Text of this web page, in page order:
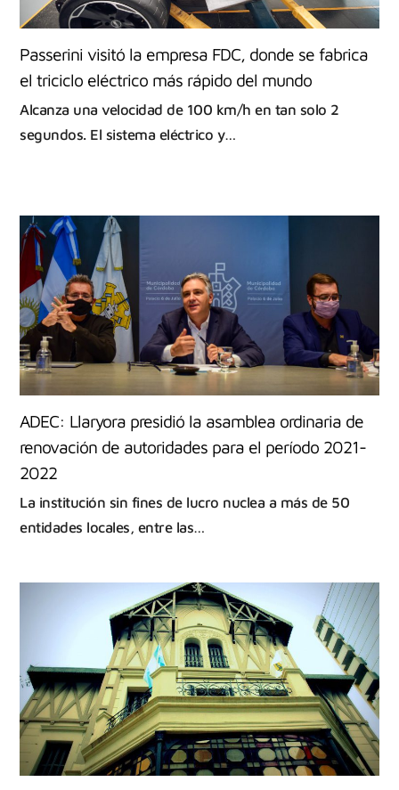
Passerini visitó la empresa FDC, donde se fabrica
el triciclo eléctrico más rápido del mundo
Alcanza una velocidad de 100 km/h en tan solo 2
segundos. El sistema eléctrico y…
ADEC: Llaryora presidió la asamblea ordinaria de
renovación de autoridades para el período 2021-
2022
La institución sin fines de lucro nuclea a más de 50
entidades locales, entre las…